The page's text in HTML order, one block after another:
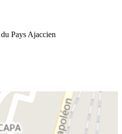
Pays Ajaccien